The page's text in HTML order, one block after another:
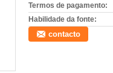
Termos de pagamento:
Habilidade da fonte:
contacto